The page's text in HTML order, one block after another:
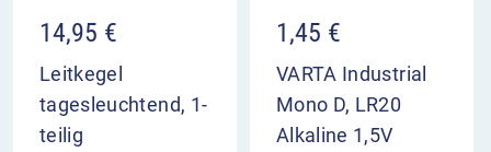
14,95 €
Leitkegel
tagesleuchtend, 1-
teilig
1,45 €
VARTA Industrial
Mono D, LR20
Alkaline 1,5V